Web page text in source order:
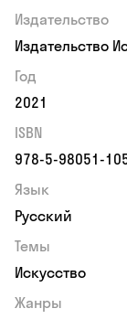
Издательство
Издательство
Год
2021
ISBN
978-5-98051-
Язык
Русский
Темы
Искусство
Жанры